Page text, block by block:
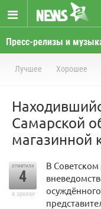
Пресс-релизы и
Лучшее Хорошее
Самарской
магазинной
отметили
4
в архиве
В Советском